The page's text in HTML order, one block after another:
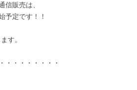
信販売は、
予定です！！
す。
・・・・・・・・